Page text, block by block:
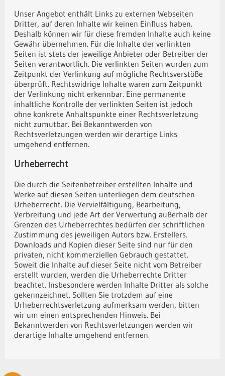
Unser Angebot enthält Links zu externen Webseiten
Dritter, auf deren Inhalte wir keinen Einfluss haben.
Deshalb können wir für diese fremden Inhalte auch keine
Gewähr übernehmen. Für die Inhalte der verlinkten
Seiten ist stets der jeweilige Anbieter oder Betreiber der
Seiten verantwortlich. Die verlinkten Seiten wurden zum
Zeitpunkt der Verlinkung auf mögliche Rechtsverstöße
überprüft. Rechtswidrige Inhalte waren zum Zeitpunkt
der Verlinkung nicht erkennbar. Eine permanente
inhaltliche Kontrolle der verlinkten Seiten ist jedoch
ohne konkrete Anhaltspunkte einer Rechtsverletzung
nicht zumutbar. Bei Bekanntwerden von
Rechtsverletzungen werden wir derartige Links
umgehend entfernen.
Urheberrecht
Die durch die Seitenbetreiber erstellten Inhalte und
Werke auf diesen Seiten unterliegen dem deutschen
Urheberrecht. Die Vervielfältigung, Bearbeitung,
Verbreitung und jede Art der Verwertung außerhalb der
Grenzen des Urheberrechtes bedürfen der schriftlichen
Zustimmung des jeweiligen Autors bzw. Erstellers.
Downloads und Kopien dieser Seite sind nur für den
privaten, nicht kommerziellen Gebrauch gestattet.
Soweit die Inhalte auf dieser Seite nicht vom Betreiber
erstellt wurden, werden die Urheberrechte Dritter
beachtet. Insbesondere werden Inhalte Dritter als solche
gekennzeichnet. Sollten Sie trotzdem auf eine
Urheberrechtsverletzung aufmerksam werden, bitten
wir um einen entsprechenden Hinweis. Bei
Bekanntwerden von Rechtsverletzungen werden wir
derartige Inhalte umgehend entfernen.